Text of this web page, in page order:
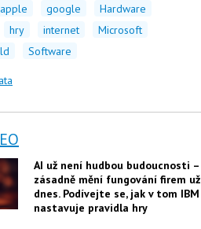
apple google
Hardware
hry internet
Microsoft
Software
AI už není hudbou budoucnosti –
zásadně mění fungování firem už
dnes. Podívejte se, jak v tom IBM
nastavuje pravidla hry